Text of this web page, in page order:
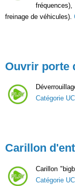
freinage de véhicules).
Ouvrir porte
Catégorie
Carillon
Carillon
Catégorie